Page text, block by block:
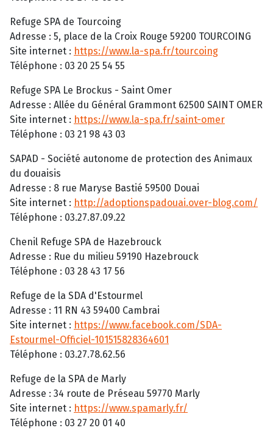
Refuge SPA de Tourcoing
Adresse : 5, place de la Croix Rouge 59200 TOURCOING
Site internet : https://www.la-spa.fr/tourcoing
Téléphone : 03 20 25 54 55
Refuge SPA Le Brockus - Saint Omer
Adresse : Allée du Général Grammont 62500 SAINT OMER
Site internet : https://www.la-spa.fr/saint-omer
Téléphone : 03 21 98 43 03
SAPAD - Société autonome de protection des Animaux
du douaisis
Adresse : 8 rue Maryse Bastié 59500 Douai
Site internet : http://adoptionspadouai.over-blog.com/
Téléphone : 03.27.87.09.22
Chenil Refuge SPA de Hazebrouck
Adresse : Rue du milieu 59190 Hazebrouck
Téléphone : 03 28 43 17 56
Refuge de la SDA d'Estourmel
Adresse : 11 RN 43 59400 Cambrai
Site internet : https://www.facebook.com/SDA-
Estourmel-Officiel-101515828364601
Téléphone : 03.27.78.62.56
Refuge de la SPA de Marly
Adresse : 34 route de Préseau 59770 Marly
Site internet : https://www.spamarly.fr/
Téléphone : 03 27 20 01 40